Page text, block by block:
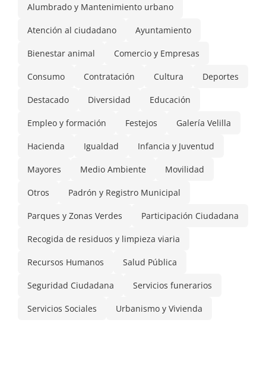
Alumbrado y Mantenimiento urbano
Atención al ciudadano Ayuntamiento
Bienestar animal Comercio y Empresas
Consumo Contratación Cultura Deportes
Destacado Diversidad Educación
Empleo y formación Festejos Galería Velilla
Hacienda Igualdad Infancia y Juventud
Mayores Medio Ambiente Movilidad
Otros Padrón y Registro Municipal
Parques y Zonas Verdes Participación Ciudadana
Recogida de residuos y limpieza viaria
Recursos Humanos Salud Pública
Seguridad Ciudadana Servicios funerarios
Servicios Sociales Urbanismo y Vivienda